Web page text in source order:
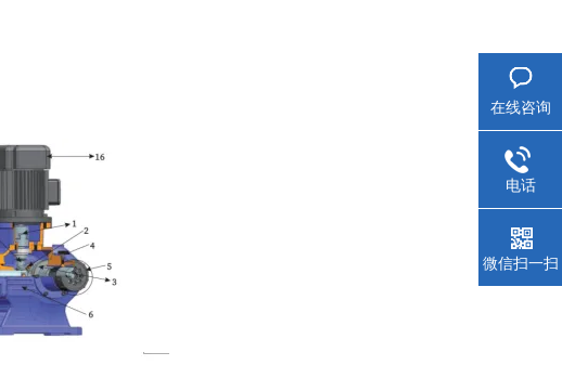
在线咨询
电话
微信扫一扫